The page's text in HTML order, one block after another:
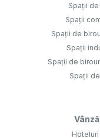
Spații
Spații
Spații de
Spații
Spații de
Spații